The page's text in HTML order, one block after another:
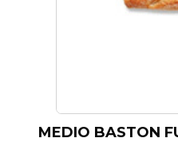
MEDIO BASTON